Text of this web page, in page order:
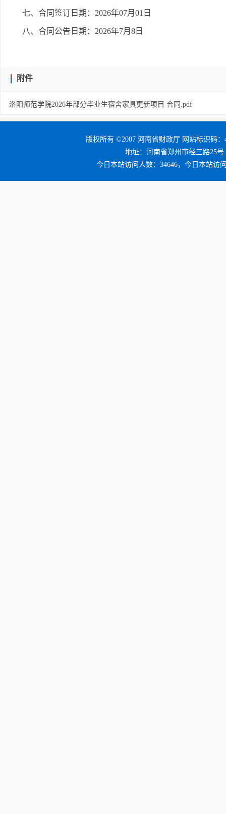
七、合同签订日期：2026年07月01日
八、合同公告日期：2026年7月8日
附件
洛阳师范学院2026年部分毕业生宿舍家具更新项目 合同.pdf
版权所有 ©2007 河南省财政厅 网站标识码：
地址：河南省郑州市经三路25号
今日本站访问人数：34646，今日本站访